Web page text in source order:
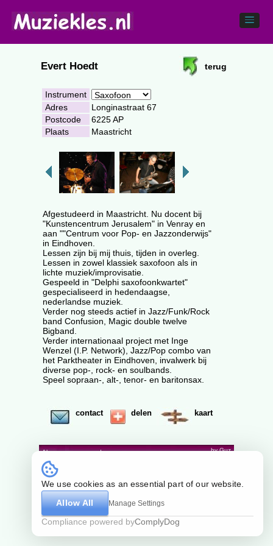
Evert Hoedt terug
Instrument
Adres
Longinastraat 67
Postcode
6225 AP
Plaats
Maastricht
Afgestudeerd in Maastricht. Nu docent bij
"Kunstencentrum Jerusalem" in Venray en
aan ""Centrum voor Pop- en Jazzonderwijs"
in Eindhoven.
Lessen zijn bij mij thuis, tijden in overleg.
Lessen in zowel klassiek saxofoon als in
lichte muziek/improvisatie.
Gespeeld in "Delphi saxofoonkwartet"
gespecialiseerd in hedendaagse,
nederlandse muziek.
Verder nog steeds actief in Jazz/Funk/Rock
band Confusion, Magic double twelve
Bigband.
Verder internationaal project met Inge
Wenzel (I.P. Network), Jazz/Pop combo van
het Parktheater in Eindhoven, invalwerk bij
diverse pop-, rock- en soulbands.
Speel sopraan-, alt-, tenor- en baritonsax.
contact delen kaart
Algemene voorwaarden by Guz
We use cookies as an essential part of our website.
Allow All
Manage Settings
Compliance powered byComplyDog